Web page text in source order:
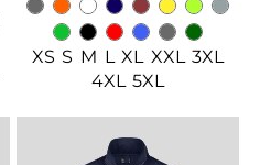
XS S M L XL XXL 3XL
4XL 5XL